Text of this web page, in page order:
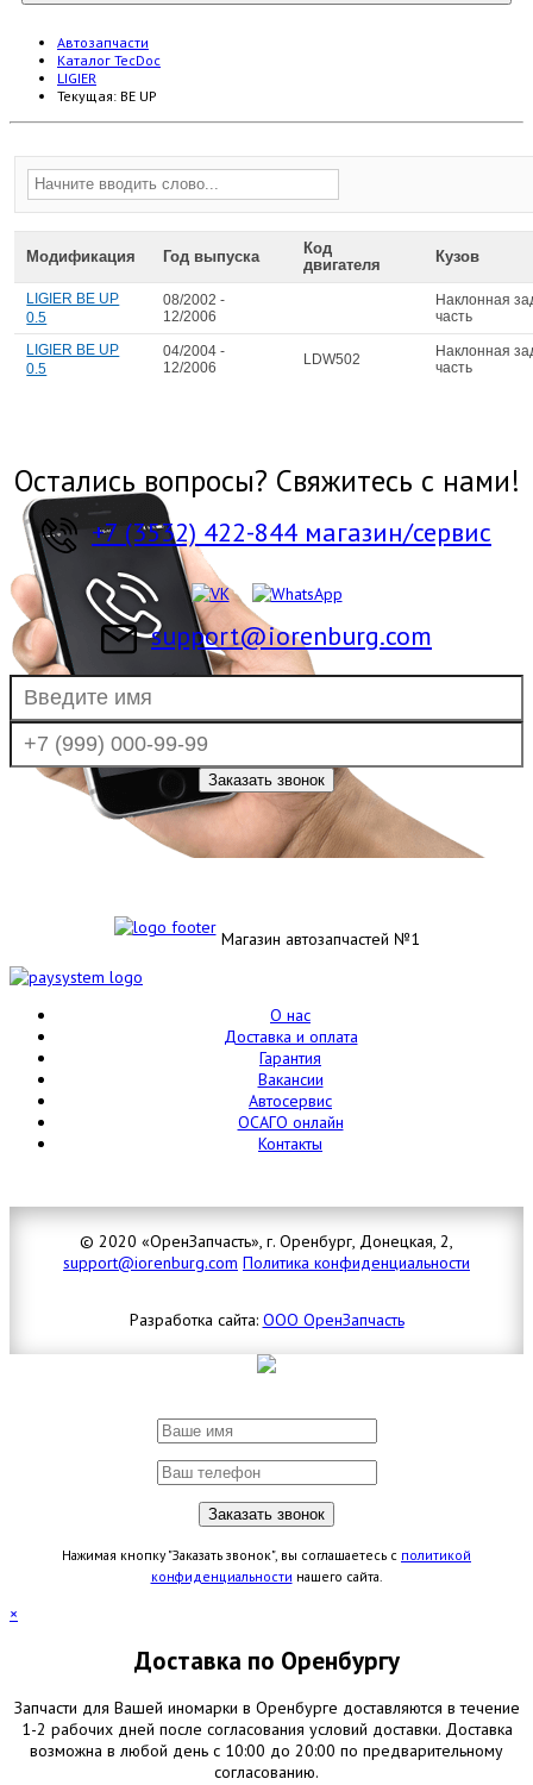
Автозапчасти
Каталог TecDoc
LIGIER
Текущая: BE UP
Модификация Год выпуска
Код
двигателя
Кузов
LIGIER BE UP
0.5
08/2002 -
12/2006
Наклонная
часть
LIGIER BE UP
0.5
04/2004 -
12/2006
LDW502
Наклонная
часть
Остались вопросы? Свяжитесь с нами!
+7 (3532) 422-844 магазин/сервис
support@iorenburg.com
Магазин автозапчастей №1
О нас
Доставка и оплата
Гарантия
Вакансии
Автосервис
ОСАГО онлайн
Контакты
© 2020 «ОренЗапчасть», г. Оренбург, Донецкая, 2,
support@iorenburg.com Политика конфиденциальности
Разработка сайта: ООО ОренЗапчасть
Нажимая кнопку "Заказать звонок", вы соглашаетесь с политикой
конфиденциальности нашего сайта.
×
Доставка по Оренбургу
Запчасти для Вашей иномарки в Оренбурге доставляются в течение
1-2 рабочих дней после согласования условий доставки. Доставка
возможна в любой день с 10:00 до 20:00 по предварительному
согласованию.